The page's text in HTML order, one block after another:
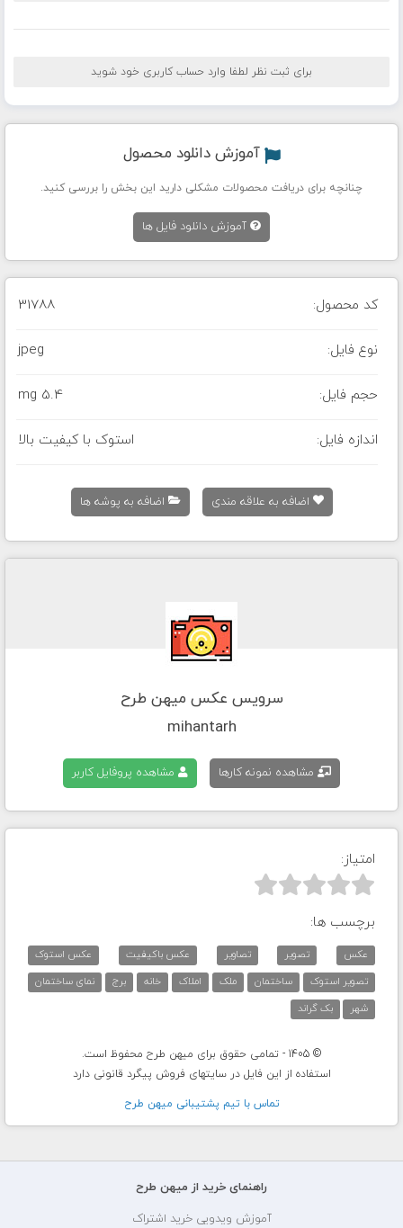
برای ثبت نظر لطفا وارد حساب کاربری خود شوید
آموزش دانلود محصول
چنانچه برای دریافت محصولات مشکلی دارید این بخش را بررسی کنید.
آموزش دانلود فایل ها
کد محصول: 31788
نوع فایل: jpeg
حجم فایل: 5.4 mg
اندازه فایل: استوک با کیفیت بالا
اضافه به علاقه مندی اضافه به پوشه ها
سرویس عکس میهن طرح
mihantarh
مشاهده نمونه کارها مشاهده پروفایل کاربر
امتیاز:



برچسب ها:
عکس تصویر تصاویر عکس باکیفیت
عکس استوک
تصویر استوک
ساختمان ملک املاک خانه برج
نمای ساختمان
شهر
بک گراند
© 1405 - تمامی حقوق برای میهن طرح محفوظ است.
استفاده از این فایل در سایتهای فروش پیگرد قانونی دارد
تماس با تيم پشتيبانی ميهن طرح
راهنمای خرید از میهن طرح
آموزش ویدویی خرید اشتراک